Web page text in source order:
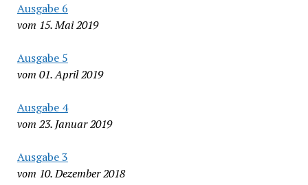
Ausgabe 6
vom 15. Mai 2019
Ausgabe 5
vom 01. April 2019
Ausgabe 4
vom 23. Januar 2019
Ausgabe 3
vom 10. Dezember 2018